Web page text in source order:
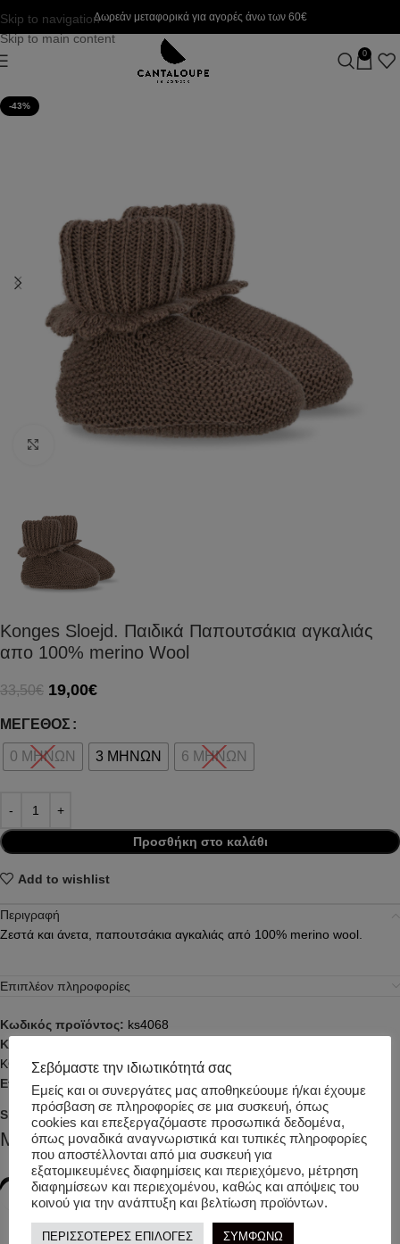
Skip to navigation
Skip to main content
Δωρεάν μεταφορικά για αγορές άνω των 60€
0
-43%
Konges Sloejd. Παιδικά Παπουτσάκια αγκαλιάς
απο 100% merino Wool
33,50€ 19,00€
ΜΈΓΕΘΟΣ
0 ΜΗΝΩΝ 3 ΜΗΝΩΝ 6 ΜΗΝΩΝ
Προσθήκη στο καλάθι
Add to wishlist
Περιγραφή
Ζεστά και άνετα, παπουτσάκια αγκαλιάς από 100% merino wool.
Επιπλέον πληροφορίες
Κωδικός προϊόντος: ks4068
Κατηγορίες:
ΚΟΡΙΤΣΙ, ΣΚΟΥΦΙΑ/ΚΑΣΚΟΛ/ΓΑΝΤΙΑ
Ετικέτα:
KONGES SLØJD
Share:
Μπορεί επίσης να σας αρέσει…
Σεβόμαστε την ιδιωτικότητά σας
Εμείς και οι συνεργάτες μας αποθηκεύουμε ή/και έχουμε
πρόσβαση σε πληροφορίες σε μια συσκευή, όπως
cookies και επεξεργαζόμαστε προσωπικά δεδομένα,
όπως μοναδικά αναγνωριστικά και τυπικές πληροφορίες
που αποστέλλονται από μια συσκευή για
εξατομικευμένες διαφημίσεις και περιεχόμενο, μέτρηση
διαφημίσεων και περιεχομένου, καθώς και απόψεις του
κοινού για την ανάπτυξη και βελτίωση προϊόντων.
ΠΕΡΙΣΣΟΤΕΡΕΣ ΕΠΙΛΟΓΕΣ ΣΥΜΦΩΝΩ